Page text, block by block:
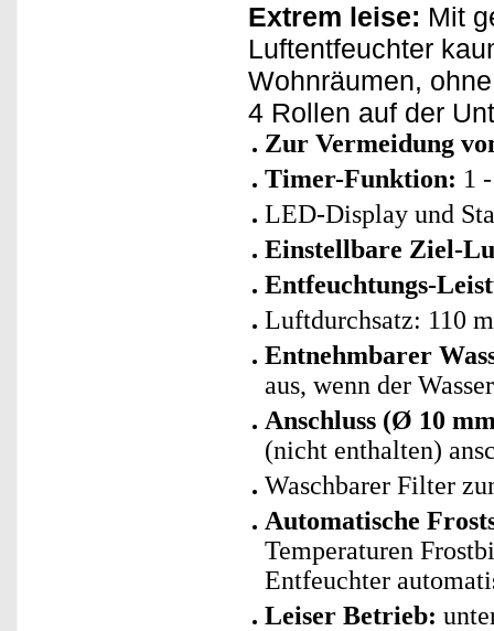
Extrem leise: Mit
Luftentfeuchter
Wohnräumen,
4 Rollen auf der
Zur Vermeidung
Timer-Funktion: 1
LED-Display und
Einstellbare Ziel-
Entfeuchtungs-
Luftdurchsatz: 110
Entnehmbarer
aus, wenn der
Anschluss (Ø 10
(nicht enthalten)
Waschbarer Filter
Automatische
Temperaturen
Entfeuchter
Leiser Betrieb: